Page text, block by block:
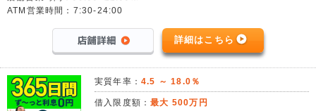
ATM営業時間：7:30-24:00
詳細はこちら
実質年率： 4.5 ～ 18.0％
借入限度額：最大 500万円